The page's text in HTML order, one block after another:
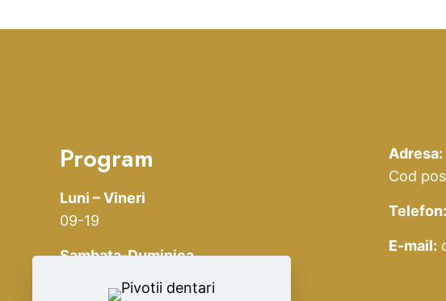
Program
Luni – Vineri
09-19
Sambata-Duminica
Adresa:
Cod
Telefon:
E-mail: